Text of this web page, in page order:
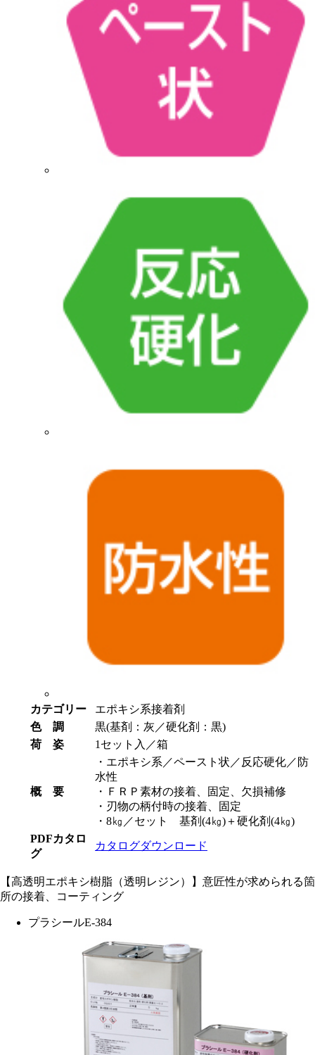
カテゴリー
エポキシ系接着剤
色 調
黒(基剤：灰／硬化剤：黒)
荷 姿
1セット入／箱
概 要
・エポキシ系／ペースト状／反応硬化／防
水性
・ＦＲＰ素材の接着、固定、欠損補修
・刃物の柄付時の接着、固定
・8㎏／セット 基剤(4㎏)＋硬化剤(4㎏)
PDFカタロ
グ
カタログダウンロード
【高透明エポキシ樹脂（透明レジン）】意匠性が求められる箇
所の接着、コーティング
プラシールE-384